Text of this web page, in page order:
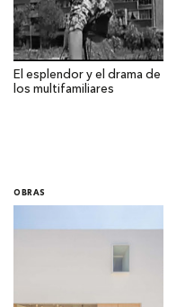
El esplendor y el drama de
los multifamiliares
OBRAS